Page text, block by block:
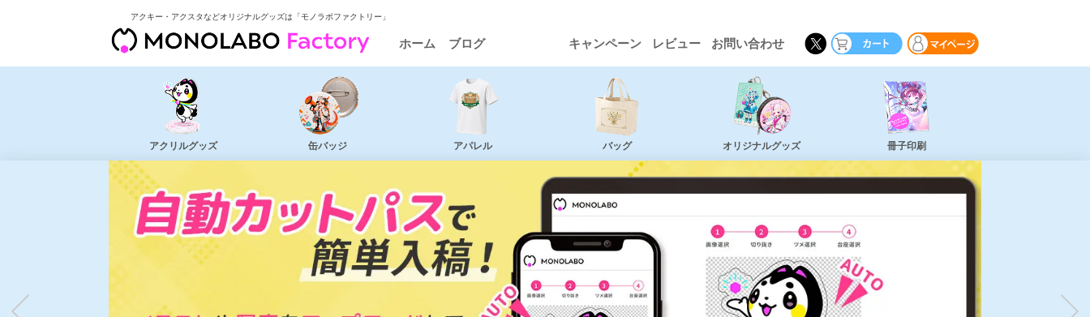
アクキー・アクスタなどオリジナルグッズは「モノラボファクトリー」
ホーム ブログ キャンペーン レビュー お問い合わせ
アクリルグッズ 缶バッジ アパレル バッグ オリジナルグッズ 冊子印刷